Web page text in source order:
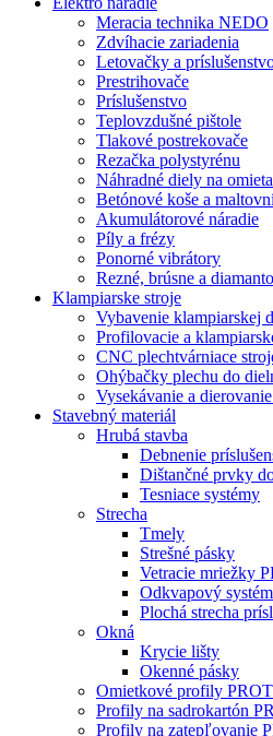
Meracia technika NEDO
Zdvíhacie zariadenia
Letovačky a
Prestrihovače
Príslušenstvo
Teplovzdušné pištole
Tlakové postrekovače
Rezačka polystyrénu
Náhradné diely na
Betónové koše a
Akumulátorové náradie
Píly a frézy
Ponorné vibrátory
Rezné, brúsne a
Klampiarske stroje
Vybavenie klampiarskej
Profilovacie a
CNC plechtvárniace
Ohýbačky plechu do
Vysekávanie a
Stavebný materiál
Hrubá stavba
Debnenie
Dištančné prvky
Tesniace systémy
Strecha
Tmely
Strešné pásky
Vetracie mriežky
Odkvapový
Plochá strecha
Okná
Krycie lišty
Okenné pásky
Omietkové profily
Profily na sadrokartón
Profily na zatepľovanie